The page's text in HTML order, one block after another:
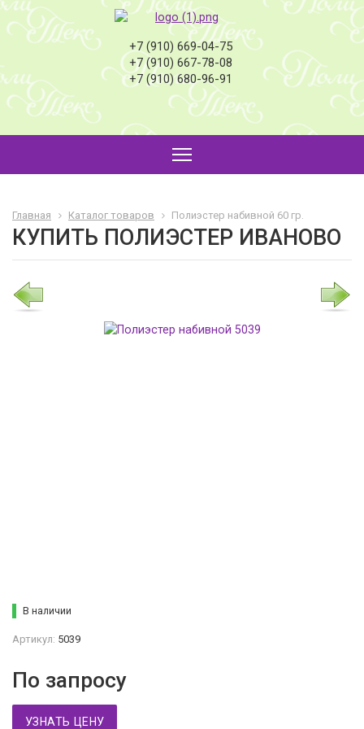
+7 (910) 669-04-75
+7 (910) 667-78-08
+7 (910) 680-96-91
Главная Каталог товаров Полиэстер набивной 60 гр.
КУПИТЬ ПОЛИЭСТЕР ИВАНОВО
В наличии
Артикул: 5039
По запросу
УЗНАТЬ ЦЕНУ